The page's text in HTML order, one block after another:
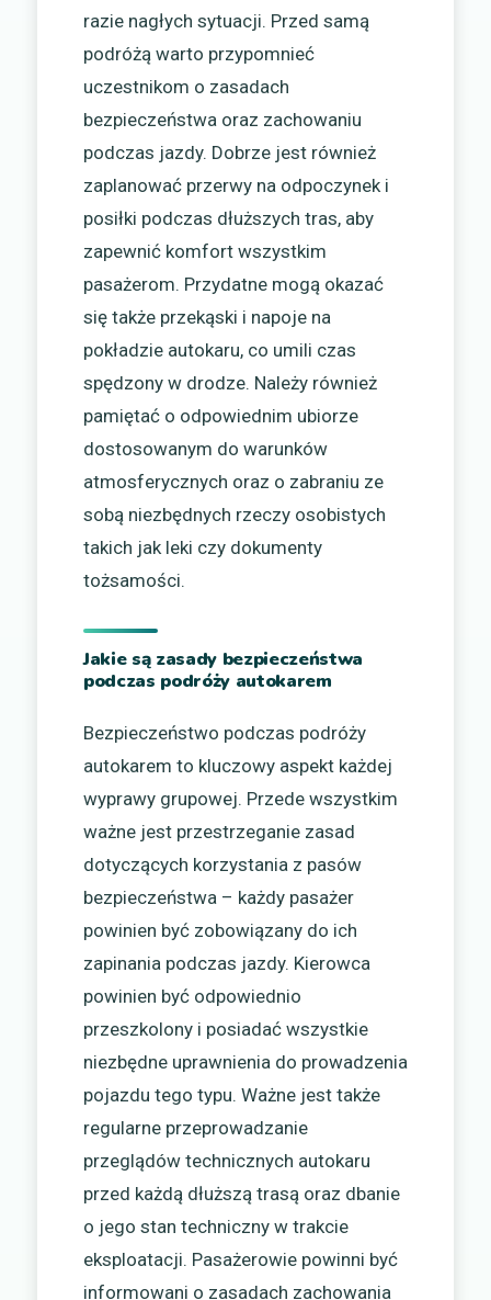
razie nagłych sytuacji. Przed samą
podróżą warto przypomnieć
uczestnikom o zasadach
bezpieczeństwa oraz zachowaniu
podczas jazdy. Dobrze jest również
zaplanować przerwy na odpoczynek i
posiłki podczas dłuższych tras, aby
zapewnić komfort wszystkim
pasażerom. Przydatne mogą okazać
się także przekąski i napoje na
pokładzie autokaru, co umili czas
spędzony w drodze. Należy również
pamiętać o odpowiednim ubiorze
dostosowanym do warunków
atmosferycznych oraz o zabraniu ze
sobą niezbędnych rzeczy osobistych
takich jak leki czy dokumenty
tożsamości.
Jakie są zasady bezpieczeństwa
podczas podróży autokarem
Bezpieczeństwo podczas podróży
autokarem to kluczowy aspekt każdej
wyprawy grupowej. Przede wszystkim
ważne jest przestrzeganie zasad
dotyczących korzystania z pasów
bezpieczeństwa – każdy pasażer
powinien być zobowiązany do ich
zapinania podczas jazdy. Kierowca
powinien być odpowiednio
przeszkolony i posiadać wszystkie
niezbędne uprawnienia do prowadzenia
pojazdu tego typu. Ważne jest także
regularne przeprowadzanie
przeglądów technicznych autokaru
przed każdą dłuższą trasą oraz dbanie
o jego stan techniczny w trakcie
eksploatacji. Pasażerowie powinni być
informowani o zasadach zachowania